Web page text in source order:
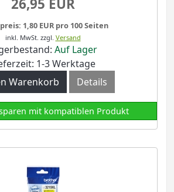
26,95 EUR
1,80 EUR pro 100 Seiten
inkl. MwSt. zzgl. Versand
Auf Lager
1-3 Werktage
Warenkorb
Details
sparen mit kompatiblen Produkt